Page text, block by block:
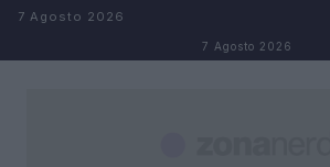
Salta al contenuto
7 Agosto 2026
7 Agosto 2026